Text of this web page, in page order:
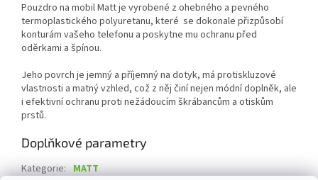
Pouzdro na mobil Matt je vyrobené z ohebného a pevného
termoplastického polyuretanu, které se dokonale přizpůsobí
konturám vašeho telefonu a poskytne mu ochranu před
oděrkami a špínou.
Jeho povrch je jemný a příjemný na dotyk, má protiskluzové
vlastnosti a matný vzhled, což z něj činí nejen módní doplněk, ale
i efektivní ochranu proti nežádoucím škrábancům a otiskům
prstů.
Doplňkové parametry
Kategorie: MATT